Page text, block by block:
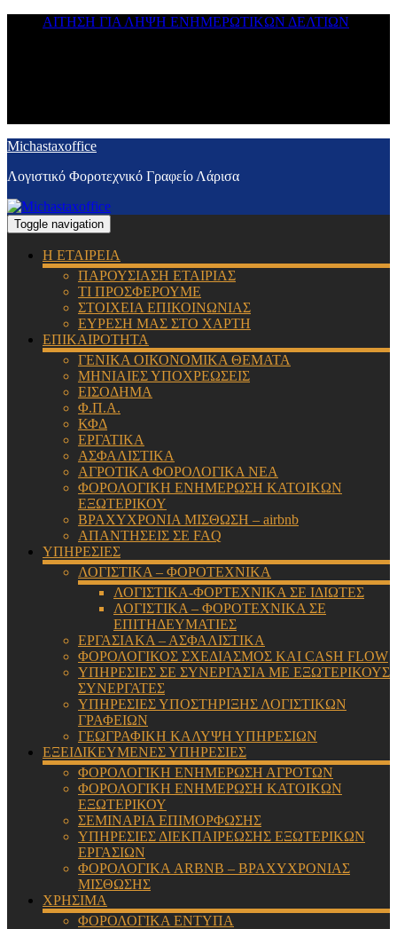
ΑΙΤΗΣΗ ΓΙΑ ΛΗΨΗ ΕΝΗΜΕΡΩΤΙΚΩΝ ΔΕΛΤΙΩΝ
Michastaxoffice
Λογιστικό Φοροτεχνικό Γραφείο Λάρισα
Toggle navigation
Η ΕΤΑΙΡΕΙΑ
ΠΑΡΟΥΣΙΑΣΗ ΕΤΑΙΡΙΑΣ
ΤΙ ΠΡΟΣΦΕΡΟΥΜΕ
ΣΤΟΙΧΕΙΑ ΕΠΙΚΟΙΝΩΝΙΑΣ
ΕΥΡΕΣΗ ΜΑΣ ΣΤΟ ΧΑΡΤΗ
ΕΠΙΚΑΙΡΟΤΗΤΑ
ΓΕΝΙΚΑ ΟΙΚΟΝΟΜΙΚΑ ΘΕΜΑΤΑ
ΜΗΝΙΑΙΕΣ ΥΠΟΧΡΕΩΣΕΙΣ
ΕΙΣΟΔΗΜΑ
Φ.Π.Α.
ΚΦΔ
ΕΡΓΑΤΙΚΑ
ΑΣΦΑΛΙΣΤΙΚΑ
ΑΓΡΟΤΙΚΑ ΦΟΡΟΛΟΓΙΚΑ ΝΕΑ
ΦΟΡΟΛΟΓΙΚΗ ΕΝΗΜΕΡΩΣΗ ΚΑΤΟΙΚΩΝ
ΕΞΩΤΕΡΙΚΟΥ
ΒΡΑΧΥΧΡΟΝΙΑ ΜΙΣΘΩΣΗ – airbnb
ΑΠΑΝΤΗΣΕΙΣ ΣΕ FAQ
ΥΠΗΡΕΣΙΕΣ
ΛΟΓΙΣΤΙΚΑ – ΦΟΡΟΤΕΧΝΙΚΑ
ΛΟΓΙΣΤΙΚΑ-ΦΟΡΤΕΧΝΙΚΑ ΣΕ ΙΔΙΩΤΕΣ
ΛΟΓΙΣΤΙΚΑ – ΦΟΡΟΤΕΧΝΙΚΑ ΣΕ
ΕΠΙΤΗΔΕΥΜΑΤΙΕΣ
ΕΡΓΑΣΙΑΚΑ – ΑΣΦΑΛΙΣΤΙΚΑ
ΦΟΡΟΛΟΓΙΚΟΣ ΣΧΕΔΙΑΣΜΟΣ ΚΑΙ CASH FLOW
ΥΠΗΡΕΣΙΕΣ ΣΕ ΣΥΝΕΡΓΑΣΙΑ ΜΕ ΕΞΩΤΕΡΙΚΟΥΣ
ΣΥΝΕΡΓΑΤΕΣ
ΥΠΗΡΕΣΙΕΣ ΥΠΟΣΤΗΡΙΞΗΣ ΛΟΓΙΣΤΙΚΩΝ
ΓΡΑΦΕΙΩΝ
ΓΕΩΓΡΑΦΙΚΗ ΚΑΛΥΨΗ ΥΠΗΡΕΣΙΩΝ
ΕΞΕΙΔΙΚΕΥΜΕΝΕΣ ΥΠΗΡΕΣΙΕΣ
ΦΟΡΟΛΟΓΙΚΗ ΕΝΗΜΕΡΩΣΗ ΑΓΡΟΤΩΝ
ΦΟΡΟΛΟΓΙΚΗ ΕΝΗΜΕΡΩΣΗ ΚΑΤΟΙΚΩΝ
ΕΞΩΤΕΡΙΚΟΥ
ΣΕΜΙΝΑΡΙΑ ΕΠΙΜΟΡΦΩΣΗΣ
ΥΠΗΡΕΣΙΕΣ ΔΙΕΚΠΑΙΡΕΩΣΗΣ ΕΞΩΤΕΡΙΚΩΝ
ΕΡΓΑΣΙΩΝ
ΦΟΡΟΛΟΓΙΚΑ ARBNB – ΒΡΑΧΥΧΡΟΝΙΑΣ
ΜΙΣΘΩΣΗΣ
ΧΡΗΣΙΜΑ
ΦΟΡΟΛΟΓΙΚΑ ΕΝΤΥΠΑ